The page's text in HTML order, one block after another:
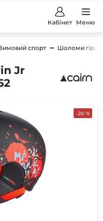
Кабінет Меню
спорт Шоломи
Jr
-20 %